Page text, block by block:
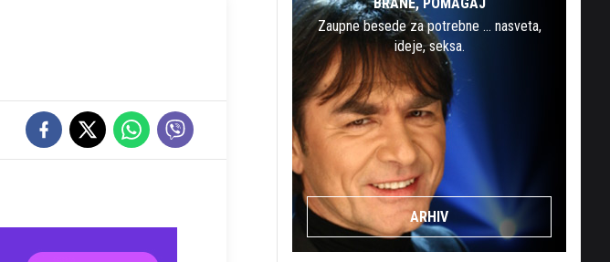
Zaupne besede za potrebne … nasveta,
ideje, seksa.
ARHIV